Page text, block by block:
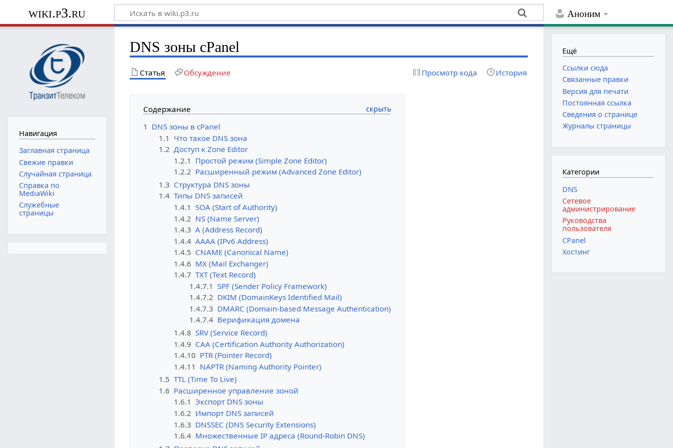
Аноним
wiki.p3.ru
DNS зоны cPanel
Статья Обсуждение Просмотр кода История
Содержание
1 DNS зоны в cPanel
1.1 Что такое DNS зона
1.2 Доступ к Zone Editor
1.2.1 Простой режим (Simple Zone Editor)
1.2.2 Расширенный режим (Advanced Zone Editor)
1.3 Структура DNS зоны
1.4 Типы DNS записей
1.4.1 SOA (Start of Authority)
1.4.2 NS (Name Server)
1.4.3 A (Address Record)
1.4.4 AAAA (IPv6 Address)
1.4.5 CNAME (Canonical Name)
1.4.6 MX (Mail Exchanger)
1.4.7 TXT (Text Record)
1.4.7.1 SPF (Sender Policy Framework)
1.4.7.2 DKIM (DomainKeys Identified Mail)
1.4.7.3 DMARC (Domain-based Message Authentication)
1.4.7.4 Верификация домена
1.4.8 SRV (Service Record)
1.4.9 CAA (Certification Authority Authorization)
1.4.10 PTR (Pointer Record)
1.4.11 NAPTR (Naming Authority Pointer)
1.5 TTL (Time To Live)
1.6 Расширенное управление зоной
1.6.1 Экспорт DNS зоны
1.6.2 Импорт DNS записей
1.6.3 DNSSEC (DNS Security Extensions)
1.6.4 Множественные IP адреса (Round-Robin DNS)
Навигация
Заглавная страница
Свежие правки
Случайная страница
Справка по
MediaWiki
Служебные
страницы
Ещё
Ссылки сюда
Связанные правки
Версия для печати
Постоянная ссылка
Сведения о странице
Журналы страницы
Категории
DNS
Сетевое
администрирование
Руководства
пользователя
CPanel
Хостинг